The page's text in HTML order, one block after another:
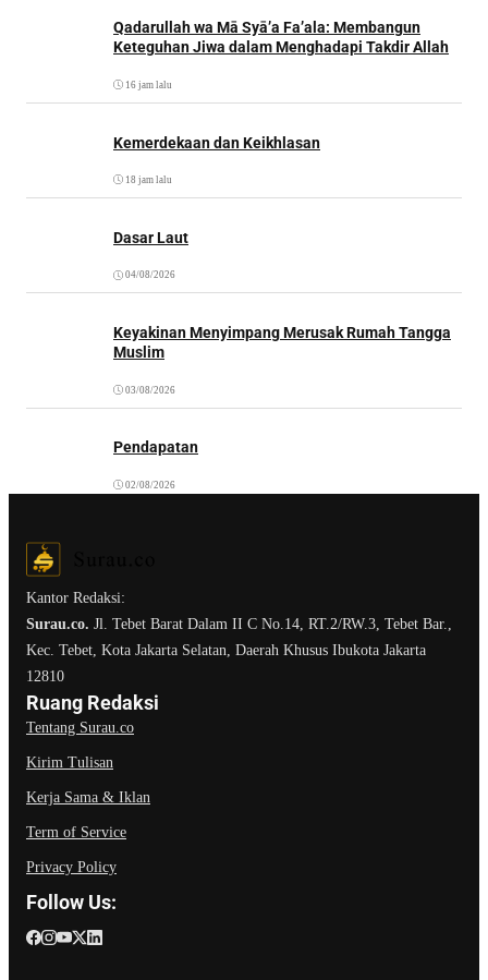
Qadarullah wa Mā Syā’a Fa’ala: Membangun
Keteguhan Jiwa dalam Menghadapi Takdir Allah
16 jam lalu
Kemerdekaan dan Keikhlasan
18 jam lalu
Dasar Laut
04/08/2026
Keyakinan Menyimpang Merusak Rumah Tangga
Muslim
03/08/2026
Pendapatan
02/08/2026
Kantor Redaksi:
Surau.co. Jl. Tebet Barat Dalam II C No.14, RT.2/RW.3, Tebet Bar.,
Kec. Tebet, Kota Jakarta Selatan, Daerah Khusus Ibukota Jakarta
12810
Ruang Redaksi
Tentang Surau.co
Kirim Tulisan
Kerja Sama & Iklan
Term of Service
Privacy Policy
Follow Us: